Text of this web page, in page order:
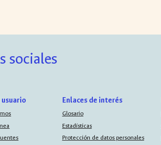
sociales
Enlaces de interés
Glosario
Estadísticas
Protección de datos personales